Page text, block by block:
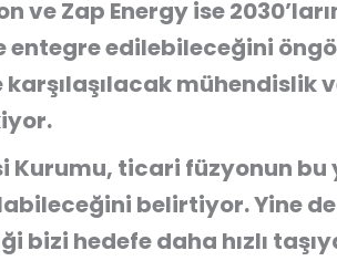
ve Zap Energy ise
entegre edilebileceğini
mühendislik
Kurumu, ticari füzyonun bu
belirtiyor. Yine
bizi hedefe daha hızlı